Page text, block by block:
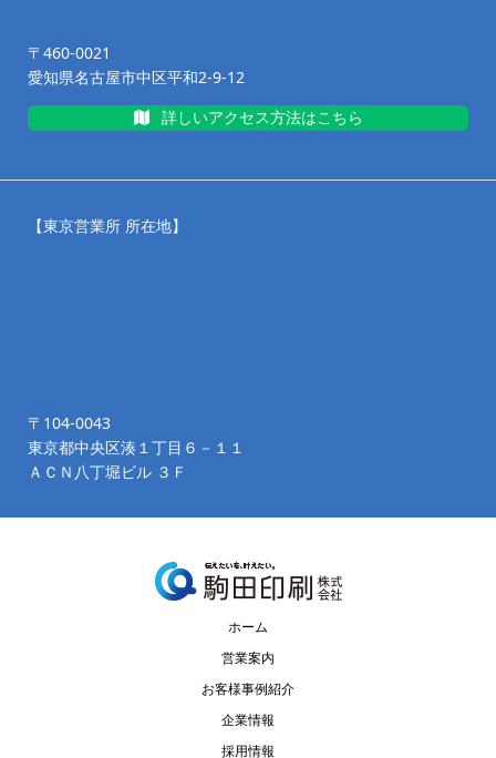
〒460-0021
愛知県名古屋市中区平和2-9-12
詳しいアクセス方法はこちら
【東京営業所 所在地】
〒104-0043
東京都中央区湊１丁目６－１１
ＡＣＮ八丁堀ビル ３Ｆ
ホーム
営業案内
お客様事例紹介
企業情報
採用情報